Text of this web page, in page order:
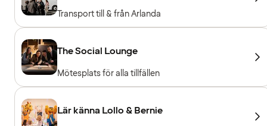
Transport till & från Arlanda
The Social Lounge
Mötesplats för alla tillfällen
Lär känna Lollo & Bernie